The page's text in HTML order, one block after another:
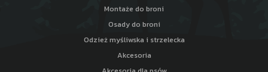
Montaże do broni
Osady do broni
Odzież myśliwska i strzelecka
Akcesoria